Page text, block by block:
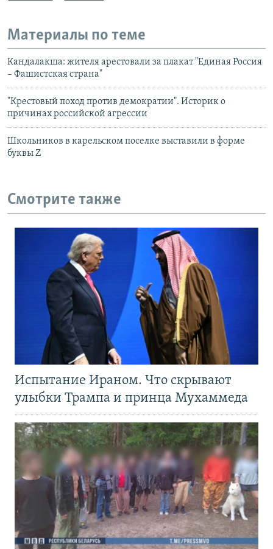
Материалы по теме
Кандалакша: жителя арестовали за плакат "Единая Россия
– Фашистская страна"
"Крестовый поход против демократии". Историк о
причинах российской агрессии
Школьников в карельском поселке выставили в форме
буквы Z
Смотрите также
Испытание Ираном. Что скрывают
улыбки Трампа и принца Мухаммеда